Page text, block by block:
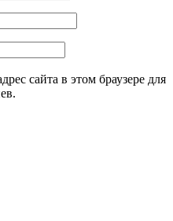
сайта в этом браузере для